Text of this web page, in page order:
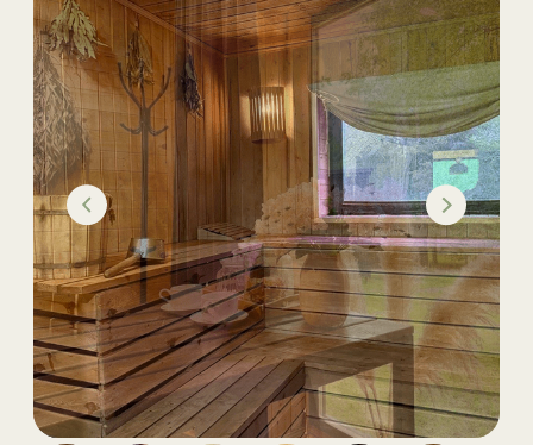
В подарочном сертификате мы можем
указать имя получателя и сумму
сертификата.
Сертификат предоставляем
в электронном виде, если
необходимо, вы можете его
самостоятельно распечатать.
Сертификат даёт возможность
оплатить часть суммы бронирования
или полную стоимость.
КУПИТЬ СЕРТИФИКАТ